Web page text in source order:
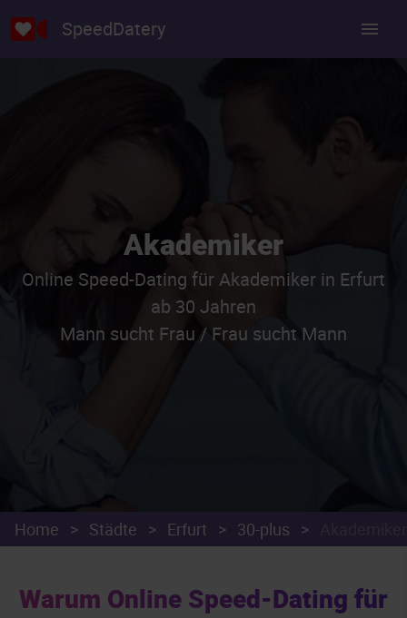
SpeedDatery
Akademiker
Online Speed-Dating für Akademiker in Erfurt
ab 30 Jahren
Mann sucht Frau / Frau sucht Mann
Home > Städte > Erfurt > 30-plus >
Warum Online Speed-Dating für